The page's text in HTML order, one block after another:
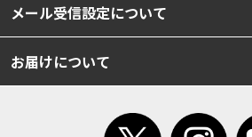
メール受信設定について
お届けについて